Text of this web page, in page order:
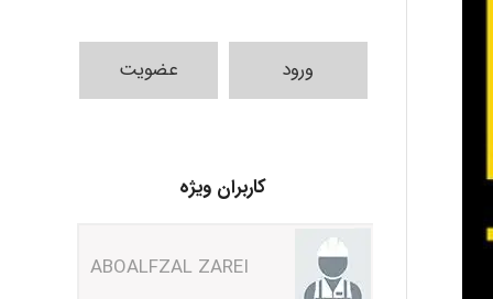
ورود عضویت
کاربران ویژه
ABOALFZAL ZAREI
nima5534